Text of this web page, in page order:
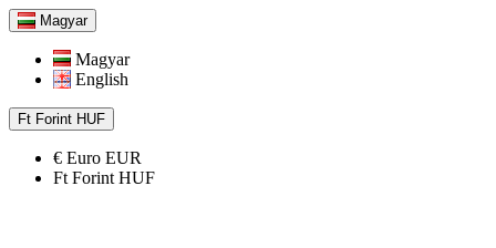
Magyar
Magyar
English
Ft Forint HUF
€ Euro EUR
Ft Forint HUF